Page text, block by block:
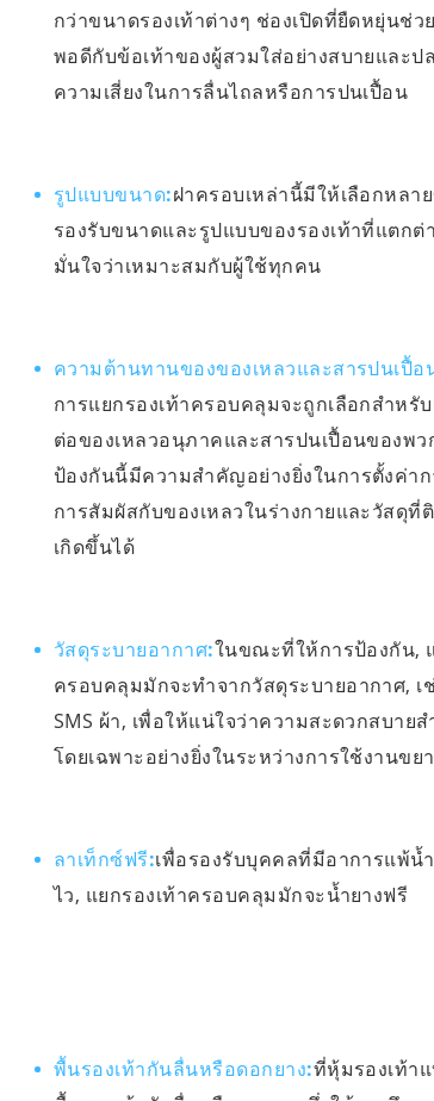
กว่าขนาดรองเท้าต่างๆ ช่องเปิดที่ยืดหยุ่นช่ว
พอดีกับข้อเท้าของผู้สวมใส่อย่างสบายและป
ความเสี่ยงในการลื่นไถลหรือการปนเปื้อน
รูปแบบขนาด:ฝาครอบเหล่านี้มีให้เลือกหลา
รองรับขนาดและรูปแบบของรองเท้าที่แตกต่
มั่นใจว่าเหมาะสมกับผู้ใช้ทุกคน
ความต้านทานของของเหลวและสารปนเปื้อ
การแยกรองเท้าครอบคลุมจะถูกเลือกสำหรั
ต่อของเหลวอนุภาคและสารปนเปื้อนของพว
ป้องกันนี้มีความสำคัญอย่างยิ่งในการตั้งค่า
การสัมผัสกับของเหลวในร่างกายและวัสดุที่
เกิดขึ้นได้
วัสดุระบายอากาศ:ในขณะที่ให้การป้องกัน,
ครอบคลุมมักจะทำจากวัสดุระบายอากาศ,
SMS ผ้า, เพื่อให้แน่ใจว่าความสะดวกสบาย
โดยเฉพาะอย่างยิ่งในระหว่างการใช้งานขย
ลาเท็กซ์ฟรี:เพื่อรองรับบุคคลที่มีอาการแพ้น้
ไว, แยกรองเท้าครอบคลุมมักจะน้ำยางฟรี
พื้นรองเท้ากันลื่นหรือดอกยาง:ที่หุ้มรองเท้า